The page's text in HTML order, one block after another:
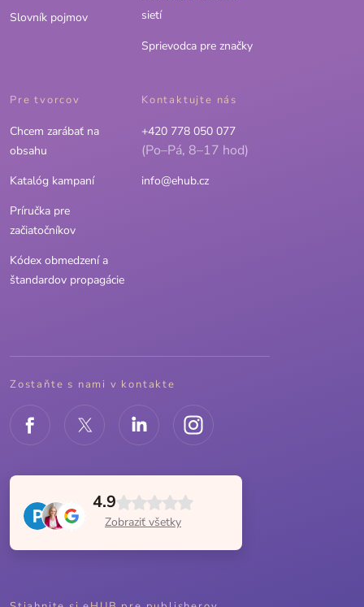
Slovník pojmov
sietí
Sprievodca pre značky
Pre tvorcov
Chcem zarábať na
obsahu
Katalóg kampaní
Príručka pre
začiatočníkov
Kódex obmedzení a
štandardov propagácie
Kontaktujte nás
+420 778 050 077
(Po–Pá, 8–17 hod)
info@ehub.cz
Zostaňte s nami v kontakte
4.9
Zobraziť všetky